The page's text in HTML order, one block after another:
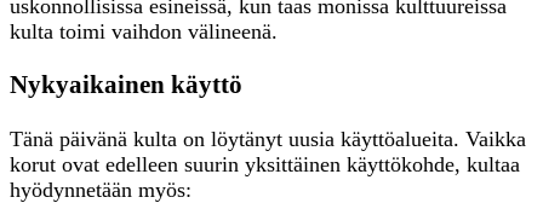
uskonnollisissa esineissä, kun taas monissa kulttuureissa
kulta toimi vaihdon välineenä.
Nykyaikainen käyttö
Tänä päivänä kulta on löytänyt uusia käyttöalueita. Vaikka
korut ovat edelleen suurin yksittäinen käyttökohde, kultaa
hyödynnetään myös: